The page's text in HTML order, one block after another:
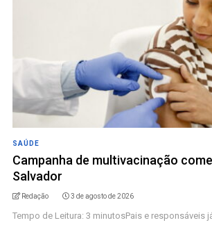
SAÚDE
Campanha de multivacinação
Salvador
Redação 3 de agosto de 2026
Tempo de Leitura: 3 minutosPais e responsáveis